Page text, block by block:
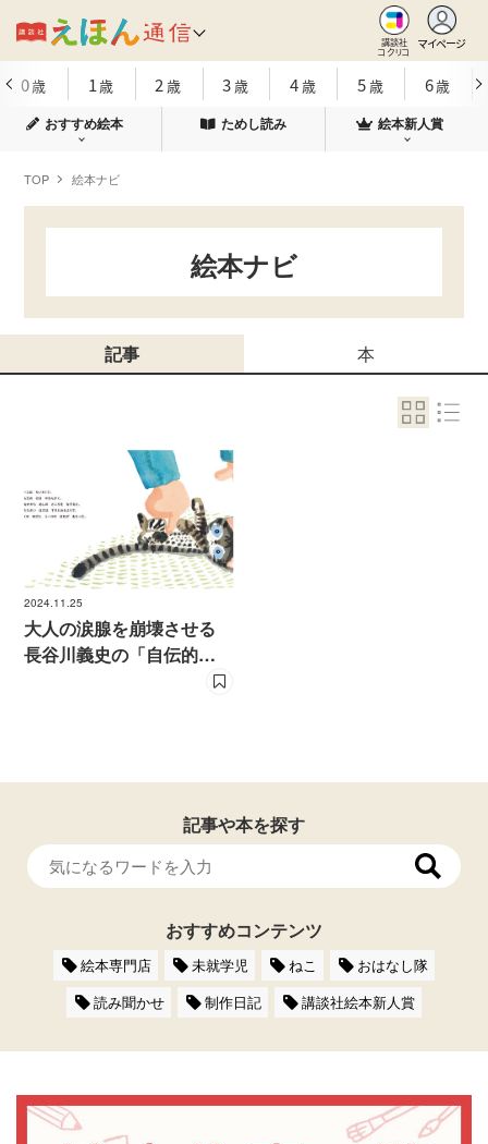
講談社
コクリコ
マイページ
0歳 1歳 2 歳 3歳 4歳 5歳 6歳
おすすめ絵本 ためし読み 絵本新人賞
TOP 絵本ナビ
絵本ナビ
記事 本
2024.11.25
大人の涙腺を崩壊させる
長谷川義史の「自伝的絵
記事や本を探す
おすすめコンテンツ
絵本専門店 未就学児 ねこ
おはなし隊
読み聞かせ
制作日記 講談社絵本新人賞